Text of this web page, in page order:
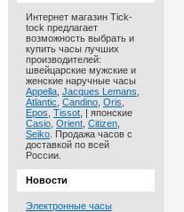
Интернет магазин Tick-
tock предлагает
возможность выбрать и
купить часы лучших
производителей:
швейцарские мужские и
женские наручные часы
Appella Jacques Lemans
Atlantic Candino Oris
Epos Tissot , | японские
Casio Orient Citizen
Seiko . Продажа часов с
доставкой по всей
России.
Новости
Электронные часы